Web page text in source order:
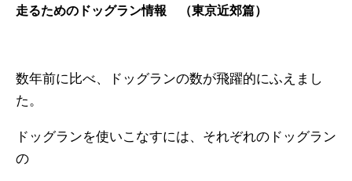
走るためのドッグラン情報 （東京近郊篇）
数年前に比べ、ドッグランの数が飛躍的にふえまし
た。
ドッグランを使いこなすには、それぞれのドッグラン
の